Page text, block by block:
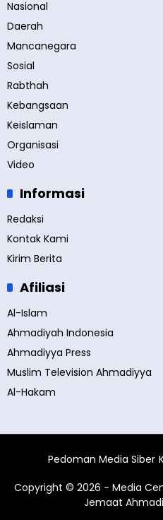
Nasional
Daerah
Mancanegara
Sosial
Rabthah
Kebangsaan
Keislaman
Organisasi
Video
Informasi
Redaksi
Kontak Kami
Kirim Berita
Afiliasi
Al-Islam
Ahmadiyah Indonesia
Ahmadiyya Press
Muslim Television Ahmadiyya
Al-Hakam
Pedoman Media Siber
Copyright © 2026 - Media
Jemaat